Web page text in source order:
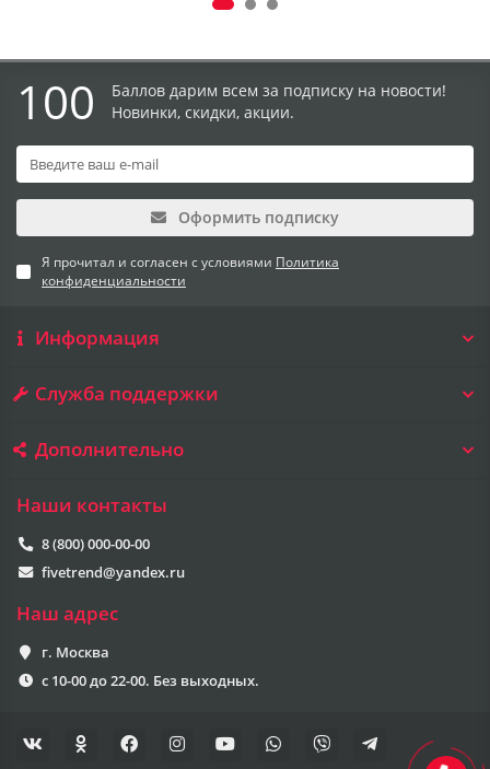
100
Баллов дарим всем за подписку на новости!
Новинки, скидки, акции.
Оформить подписку
Я прочитал и согласен с условиями Политика
конфиденциальности
Информация
Служба поддержки
Дополнительно
Наши контакты
8 (800) 000-00-00
fivetrend@yandex.ru
Наш адрес
г. Москва
с 10-00 до 22-00. Без выходных.